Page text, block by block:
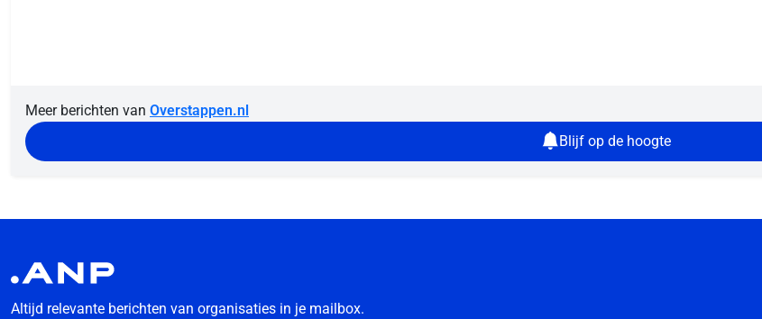
Meer berichten van Overstappen.nl
Blijf op de hoogte
Altijd relevante berichten van organisaties in je mailbox.